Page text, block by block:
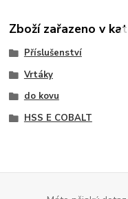
Zboží zařazeno v
Příslušenství
Vrtáky
do kovu
HSS E COBALT